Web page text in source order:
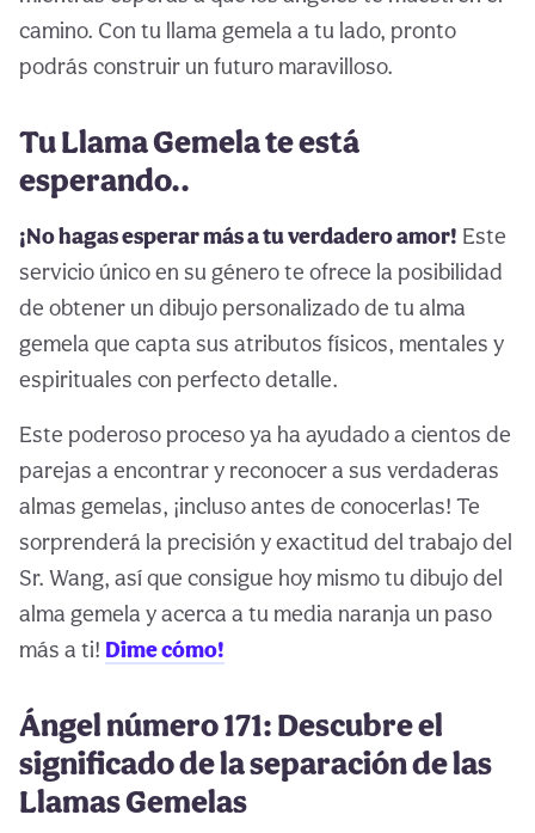
camino. Con tu llama gemela a tu lado, pronto
podrás construir un futuro maravilloso.
Tu Llama Gemela te está
esperando..
¡No hagas esperar más a tu verdadero amor! Este
servicio único en su género te ofrece la posibilidad
de obtener un dibujo personalizado de tu alma
gemela que capta sus atributos físicos, mentales y
espirituales con perfecto detalle.
Este poderoso proceso ya ha ayudado a cientos de
parejas a encontrar y reconocer a sus verdaderas
almas gemelas, ¡incluso antes de conocerlas! Te
sorprenderá la precisión y exactitud del trabajo del
Sr. Wang, así que consigue hoy mismo tu dibujo del
alma gemela y acerca a tu media naranja un paso
más a ti! Dime cómo!
Ángel número 171: Descubre el
significado de la separación de las
Llamas Gemelas